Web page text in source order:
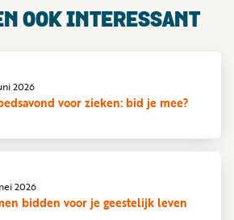
OOK INTERESSANT
voor zieken: bid je mee?
2026
bidden voor je geestelijk leven
2026